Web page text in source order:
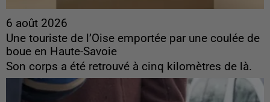
6 août 2026
Une touriste de l’Oise emportée par une coulée de
boue en Haute-Savoie
Son corps a été retrouvé à cinq kilomètres de là.